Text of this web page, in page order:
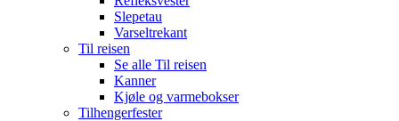
Slepetau
Varseltrekant
Til reisen
Se alle Til reisen
Kanner
Kjøle og varmebokser
Tilhengerfester